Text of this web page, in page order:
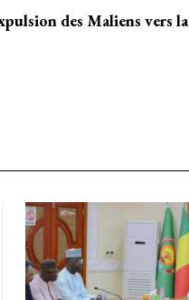
des Maliens vers la